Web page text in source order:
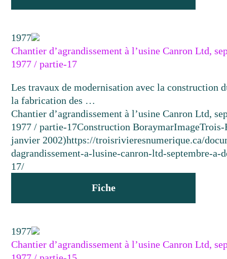
1977
Chantier d’agrandissement à l’usine Canron Ltd,
1977 / partie-17
Les travaux de modernisation avec la construction
la fabrication des …
Chantier d’agrandissement à l’usine Canron Ltd,
1977 / partie-17Construction BoraymarImageTrois-
janvier 2002)https://troisrivieresnumerique.ca/
dagrandissement-a-lusine-canron-ltd-septembre-a-
17/
Fiche
1977
Chantier d’agrandissement à l’usine Canron Ltd,